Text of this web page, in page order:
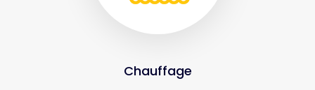
Chauffage